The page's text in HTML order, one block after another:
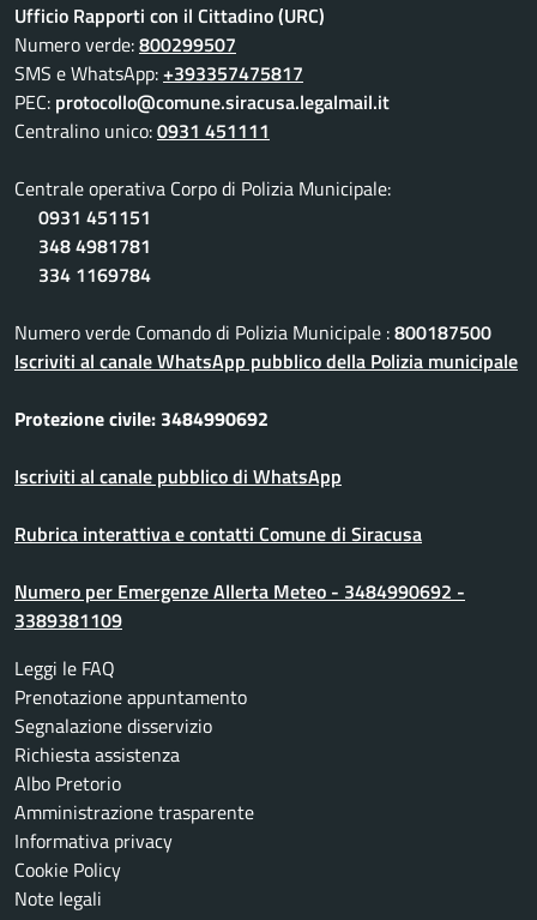
Ufficio Rapporti con il Cittadino (URC)
Numero verde:800299507
SMS e WhatsApp:+393357475817
PEC: protocollo@comune.siracusa.legalmail.it
Centralino unico:0931 451111
Centrale operativa Corpo di Polizia Municipale:
0931 451151
348 4981781
334 1169784
Numero verde Comando di Polizia Municipale :800187500
Iscriviti al canale WhatsApp pubblico della Polizia municipale
Protezione civile: 3484990692
Iscriviti al canale pubblico di WhatsApp
Rubrica interattiva e contatti Comune di Siracusa
Numero per Emergenze Allerta Meteo - 3484990692 -
3389381109
Leggi le FAQ
Prenotazione appuntamento
Segnalazione disservizio
Richiesta assistenza
Albo Pretorio
Amministrazione trasparente
Informativa privacy
Cookie Policy
Note legali